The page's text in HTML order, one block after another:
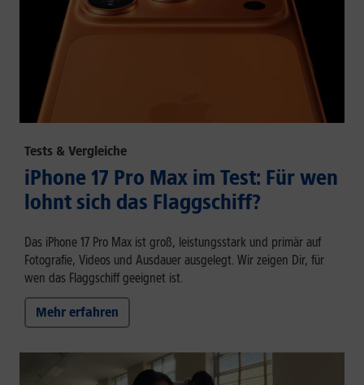
Tests & Vergleiche
iPhone 17 Pro Max im Test: Für wen
lohnt sich das Flaggschiff?
Das iPhone 17 Pro Max ist groß, leistungsstark und primär auf
Fotografie, Videos und Ausdauer ausgelegt. Wir zeigen Dir, für
wen das Flaggschiff geeignet ist.
Mehr erfahren